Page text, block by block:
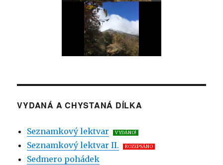
VYDANÁ A CHYSTANÁ DÍLKA
Seznamkový lektvar VYDÁNO!
Seznamkový lektvar II. ROZEPSÁNO
Sedmero pohádek